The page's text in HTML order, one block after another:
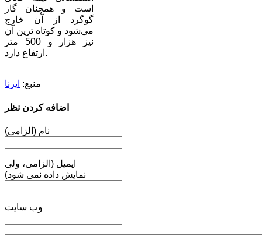
است و همچنان گاز
گوگرد از آن خارج
می‌شود و کوتاه ترین آن
نیز هزار و 500 متر
ارتفاع دارد.
منبع: ایرنا
اضافه کردن نظر
نام (الزامی)
ایمیل (الزامی، ولی
نمایش داده نمی شود)
وب سایت